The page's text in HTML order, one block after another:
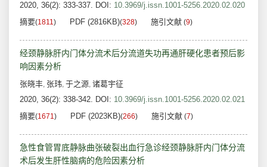
2020, 36(2): 333-337. DOI: 10.3969/j.issn.1001-5256.2020.02.020
摘要(1811) PDF (2816KB)(328) 施引文献 (9)
经颈静脉肝内门体分流术后分流道失功再通肝硬化患者预后影
响因素分析
张晓丰, 张玮, 于之源, 诸葛宇征
2020, 36(2): 338-342. DOI: 10.3969/j.issn.1001-5256.2020.02.021
摘要(1671) PDF (2023KB)(266) 施引文献 (7)
急性食管胃底静脉曲张破裂出血行急诊经颈静脉肝内门体分流
术后发生肝性脑病的危险因素分析